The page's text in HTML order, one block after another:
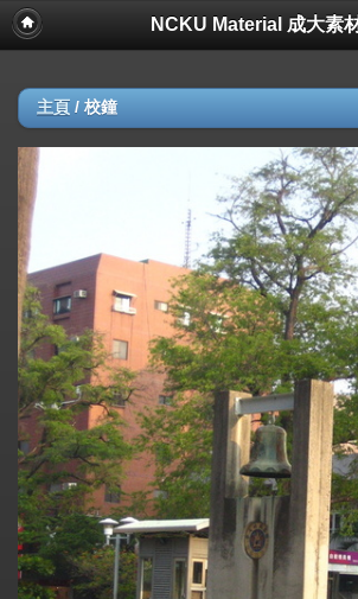
NCKU Material 成大素
主頁 / 校鐘